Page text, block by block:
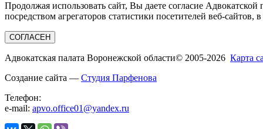
Продолжая использовать сайт, Вы даете согласие
посредством агрегаторов статистики посетителей веб-
СОГЛАСЕН
Адвокатская палата Воронежской области© 2005-2026 Карта
Создание сайта — Студия Парфенова
Телефон:
e-mail: apvo.office01@yandex.ru